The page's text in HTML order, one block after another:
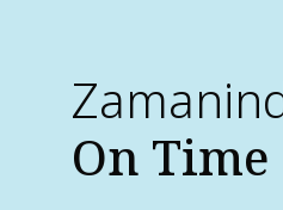
On Time